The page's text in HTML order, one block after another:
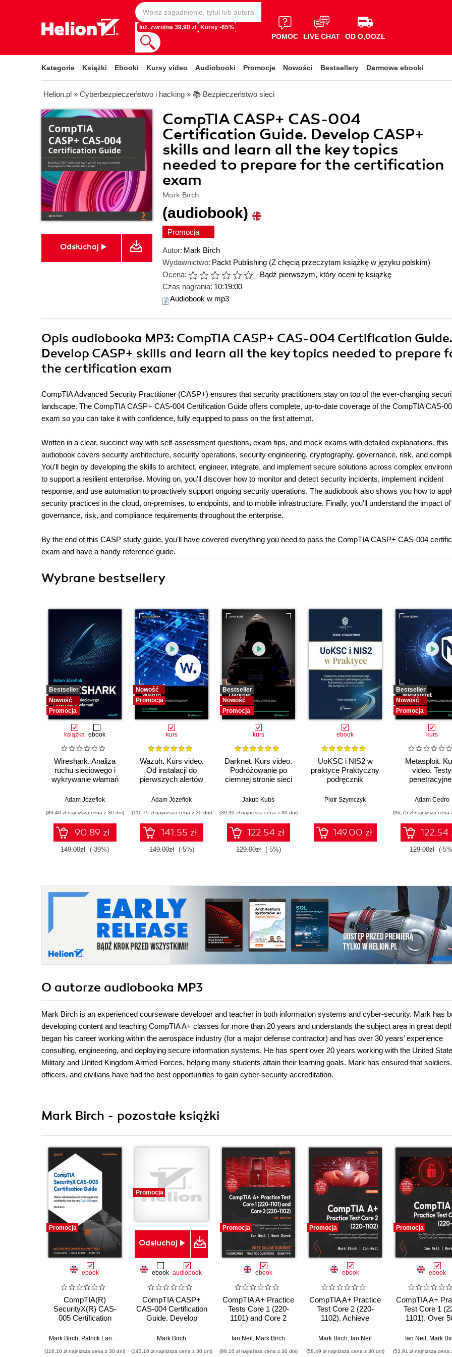
Inż. zwrotna 39,90 zł Kursy -65%
POMOC LIVE CHAT OD O,OOZŁ
Kategorie Książki Ebooki Kursy video Audiobooki Promocje Nowości Bestsellery Darmowe ebooki
Helion.pl » Cyberbezpieczeństwo i hacking » 📚 Bezpieczeństwo sieci
CompTIA CASP+ CAS-004
Certification Guide. Develop CASP+
skills and learn all the key topics
needed to prepare for the certification
exam
Mark Birch
(audiobook)
Promocja
Odsłuchaj Autor: Mark Birch
Wydawnictwo: Packt Publishing (Z chęcią przeczytam książkę w języku polskim)
Ocena:
Bądź pierwszym, który oceni tę książkę
Czas nagrania: 10:19:00
Audiobook w mp3
Opis audiobooka MP3: CompTIA CASP+ CAS-004 Certification Guide.
Develop CASP+ skills and learn all the key topics needed to prepare
the certification exam
CompTIA Advanced Security Practitioner (CASP+) ensures that security practitioners stay on top of the ever-changing
landscape. The CompTIA CASP+ CAS-004 Certification Guide offers complete, up-to-date coverage of the CompTIA CAS-
exam so you can take it with confidence, fully equipped to pass on the first attempt.
Written in a clear, succinct way with self-assessment questions, exam tips, and mock exams with detailed explanations, this
audiobook covers security architecture, security operations, security engineering, cryptography, governance, risk, and
You'll begin by developing the skills to architect, engineer, integrate, and implement secure solutions across complex
to support a resilient enterprise. Moving on, you'll discover how to monitor and detect security incidents, implement incident
response, and use automation to proactively support ongoing security operations. The audiobook also shows you how to
security practices in the cloud, on-premises, to endpoints, and to mobile infrastructure. Finally, you'll understand the impact of
governance, risk, and compliance requirements throughout the enterprise.
By the end of this CASP study guide, you'll have covered everything you need to pass the CompTIA CASP+ CAS-004
exam and have a handy reference guide.
Wybrane bestsellery
Bestseller
Nowość
Promocja
książka ebook
Wireshark. Analiza
ruchu sieciowego i
wykrywanie włamań
Adam Józefiok
(89,40 zł najniższa cena z 30 dni)
90.89 zł
149.00zł (-39%)
Nowość
Promocja
kurs
Wazuh. Kurs video.
Od instalacji do
pierwszych alertów
Adam Józefiok
(111,75 zł najniższa cena z 30 dni)
141.55 zł
149.00zł (-5%)
Bestseller
Nowość
Promocja
kurs
Darknet. Kurs video.
Podróżowanie po
ciemnej stronie sieci
Jakub Kubś
(39,90 zł najniższa cena z 30 dni)
122.54 zł
129.00zł (-5%)
ebook
UoKSC i NIS2 w
praktyce Praktyczny
podręcznik
Krajowego Systemu
procedury, audyt dla
zarządów, IT i
compliance
Piotr Szymczyk
149.00 zł
Bestseller
Nowość
Promocja
kurs
Metasploit.
video. Testy
zabezpieczeń
Adam Cedro
(96,75 zł najniższa cena
122.54
129.00zł (-
O autorze audiobooka MP3
Mark Birch is an experienced courseware developer and teacher in both information systems and cyber-security. Mark has
developing content and teaching CompTIA A+ classes for more than 20 years and understands the subject area in great
began his career working within the aerospace industry (for a major defense contractor) and has over 30 years’ experience
consulting, engineering, and deploying secure information systems. He has spent over 20 years working with the United
Military and United Kingdom Armed Forces, helping many students attain their learning goals. Mark has ensured that soldiers,
officers, and civilians have had the best opportunities to gain cyber-security accreditation.
Mark Birch - pozostałe książki
Promocja
ebook
CompTIA(R)
SecurityX(R) CAS-
005 Certification
advanced security
confidently take the
Mark Birch Patrick Lane Nikki Robinson
(116,10 zł najniższa cena z 30 dni)
Promocja
Odsłuchaj
ebook audiobook
CompTIA CASP+
CAS-004 Certification
Guide. Develop
learn all the key
prepare for the
Mark Birch
(143,10 zł najniższa cena z 30 dni)
Promocja
ebook
CompTIA A+ Practice
Tests Core 1 (220-
1101) and Core 2
CompTIA A+ exams
with rigorous practice
Ian Neil Mark Birch
(98,10 zł najniższa cena z 30 dni)
Promocja
ebook
CompTIA A+ Practice
Test Core 2 (220-
1102). Achieve
practicing with
questions and tests
Mark Birch Ian Neil
(58,49 zł najniższa cena z 30 dni)
Promocja
ebook
CompTIA A+
Test Core 1
1101). Over
help you pass
exam on your
Ian Neil Mark
(53,91 zł najniższa cena